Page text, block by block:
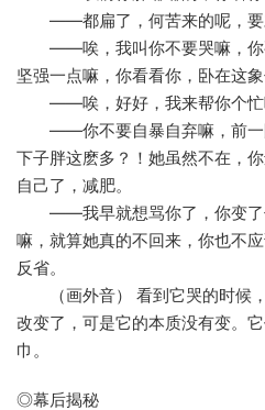
——都扁了，何苦来的呢，要
——唉，我叫你不要哭嘛，你
坚强一点嘛，你看看你，卧在这
——唉，好好，我来帮你个忙
——你不要自暴自弃嘛，前一
下子胖这麽多？！她虽然不在，
自己了，减肥。
——我早就想骂你了，你变了
嘛，就算她真的不回来，你也不
反省。
（画外音） 看到它哭的时候
改变了，可是它的本质没有变。
巾。
◎幕后揭秘